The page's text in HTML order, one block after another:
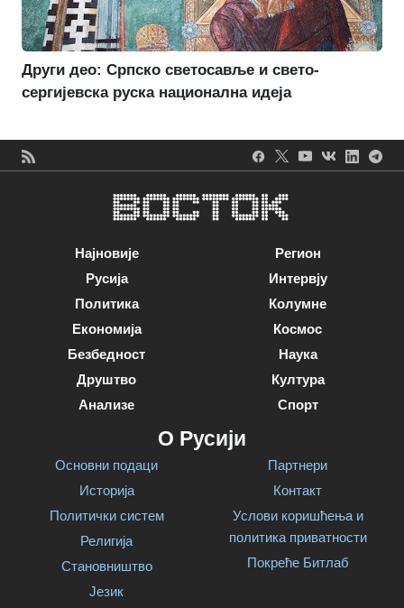
Други део: Српско светосавље и свето-
сергијевска руска национална идеја
Најновије
Русија
Политика
Економија
Безбедност
Друштво
Анализе
Регион
Интервју
Колумне
Космос
Наука
Култура
Спорт
О Русији
Основни подаци
Историја
Политички систем
Религија
Становништво
Језик
Партнери
Контакт
Услови коришћења и
политика приватности
Покреће Битлаб